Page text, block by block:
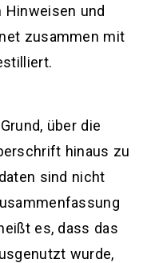
Hinweisen und
zusammen mit
über die
hinaus zu
sind nicht
es, dass das
wurde,